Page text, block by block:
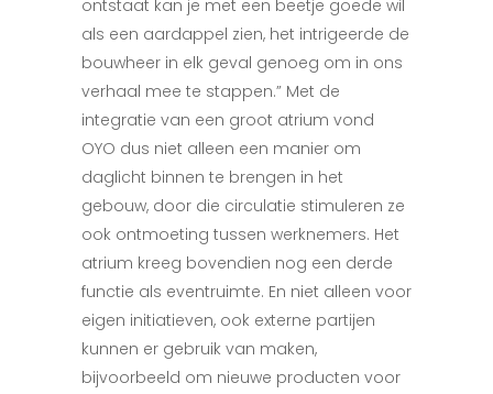
ontstaat kan je met een beetje goede wil
als een aardappel zien, het intrigeerde de
bouwheer in elk geval genoeg om in ons
verhaal mee te stappen.” Met de
integratie van een groot atrium vond
OYO dus niet alleen een manier om
daglicht binnen te brengen in het
gebouw, door die circulatie stimuleren ze
ook ontmoeting tussen werknemers. Het
atrium kreeg bovendien nog een derde
functie als eventruimte. En niet alleen voor
eigen initiatieven, ook externe partijen
kunnen er gebruik van maken,
bijvoorbeeld om nieuwe producten voor